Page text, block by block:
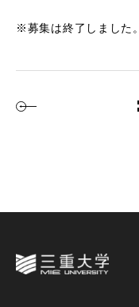
※募集は終了しました。